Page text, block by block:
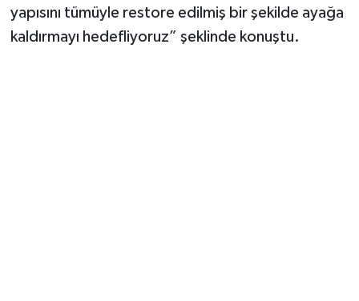
yapısını tümüyle restore edilmiş bir şekilde ayağa
kaldırmayı hedefliyoruz” şeklinde konuştu.